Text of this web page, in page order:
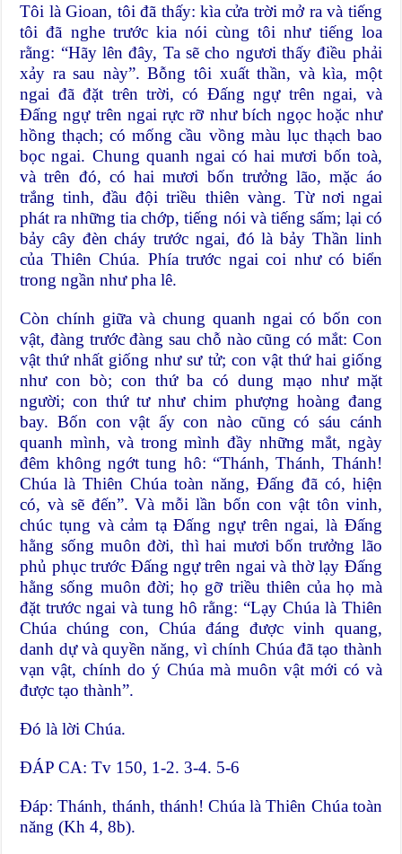
Tôi là Gioan, tôi đã thấy: kìa cửa trời mở ra và tiếng
tôi đã nghe trước kia nói cùng tôi như tiếng loa
rằng: “Hãy lên đây, Ta sẽ cho ngươi thấy điều phải
xảy ra sau này”. Bỗng tôi xuất thần, và kìa, một
ngai đã đặt trên trời, có Đấng ngự trên ngai, và
Đấng ngự trên ngai rực rỡ như bích ngọc hoặc như
hồng thạch; có mống cầu vồng màu lục thạch bao
bọc ngai. Chung quanh ngai có hai mươi bốn toà,
và trên đó, có hai mươi bốn trưởng lão, mặc áo
trắng tinh, đầu đội triều thiên vàng. Từ nơi ngai
phát ra những tia chớp, tiếng nói và tiếng sấm; lại có
bảy cây đèn cháy trước ngai, đó là bảy Thần linh
của Thiên Chúa. Phía trước ngai coi như có biển
trong ngần như pha lê.
Còn chính giữa và chung quanh ngai có bốn con
vật, đàng trước đàng sau chỗ nào cũng có mắt: Con
vật thứ nhất giống như sư tử; con vật thứ hai giống
như con bò; con thứ ba có dung mạo như mặt
người; con thứ tư như chim phượng hoàng đang
bay. Bốn con vật ấy con nào cũng có sáu cánh
quanh mình, và trong mình đầy những mắt, ngày
đêm không ngớt tung hô: “Thánh, Thánh, Thánh!
Chúa là Thiên Chúa toàn năng, Đấng đã có, hiện
có, và sẽ đến”. Và mỗi lần bốn con vật tôn vinh,
chúc tụng và cảm tạ Đấng ngự trên ngai, là Đấng
hằng sống muôn đời, thì hai mươi bốn trưởng lão
phủ phục trước Đấng ngự trên ngai và thờ lạy Đấng
hằng sống muôn đời; họ gỡ triều thiên của họ mà
đặt trước ngai và tung hô rằng: “Lạy Chúa là Thiên
Chúa chúng con, Chúa đáng được vinh quang,
danh dự và quyền năng, vì chính Chúa đã tạo thành
vạn vật, chính do ý Chúa mà muôn vật mới có và
được tạo thành”.
Đó là lời Chúa.
ĐÁP CA: Tv 150, 1-2. 3-4. 5-6
Đáp: Thánh, thánh, thánh! Chúa là Thiên Chúa toàn
năng (Kh 4, 8b).